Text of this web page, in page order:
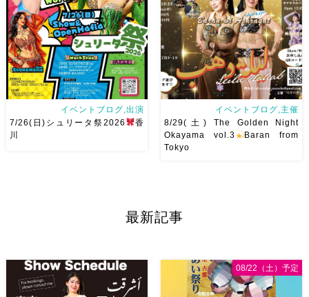
Show 】 Guest DancerTixi
[…]
踊ってくれます♡ 東京から参
加の元麻ノ葉の ルイもあの懐
かしの曲をソロ踊ります […]
いただけることとなりました！
ありがとうー！ ショー＆ハフ
イベントブログ,出演
7/26(日)シュリータ祭2026
香
川
します
[…]
イベントブログ,主催
8/29(土) The Golden Night
Okayama vol.3
Baran from
Tokyo
最新記事
08/22（土）予定